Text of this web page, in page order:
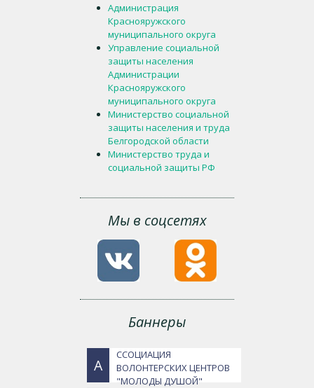
Администрация
Краснояружского
муниципального округа
Управление социальной
защиты населения
Администрации
Краснояружского
муниципального округа
Министерство социальной
защиты населения и труда
Белгородской области
Министерство труда и
социальной защиты РФ
Мы в соцсетях
Баннеры
А
ССОЦИАЦИЯ
ВОЛОНТЕРСКИХ ЦЕНТРОВ
"МОЛОДЫ ДУШОЙ"